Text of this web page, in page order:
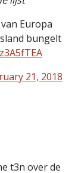
Europa
bungelt
21, 2018
t3n over de